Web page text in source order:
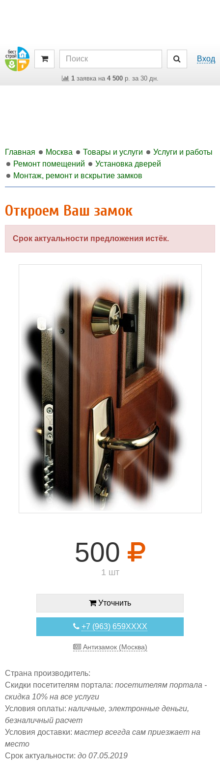
Вход
1заявка на 4 500р. за 30 дн.
Главная Москва Товары и услуги
Услуги и работы
Ремонт помещений
Установка дверей
Монтаж, ремонт и вскрытие замков
Откроем Ваш замок
Срок актуальности предложения истёк.
500
1 шт
Уточнить
+7 (963) 659XXXX
Антизамок (Москва)
Страна производитель:
Скидки посетителям портала: посетителям портала -
скидка 10% на все услуги
Условия оплаты: наличные, электронные деньги,
безналичный расчет
Условия доставки: мастер всегда сам приезжает на
место
Срок актуальности: до 07.05.2019